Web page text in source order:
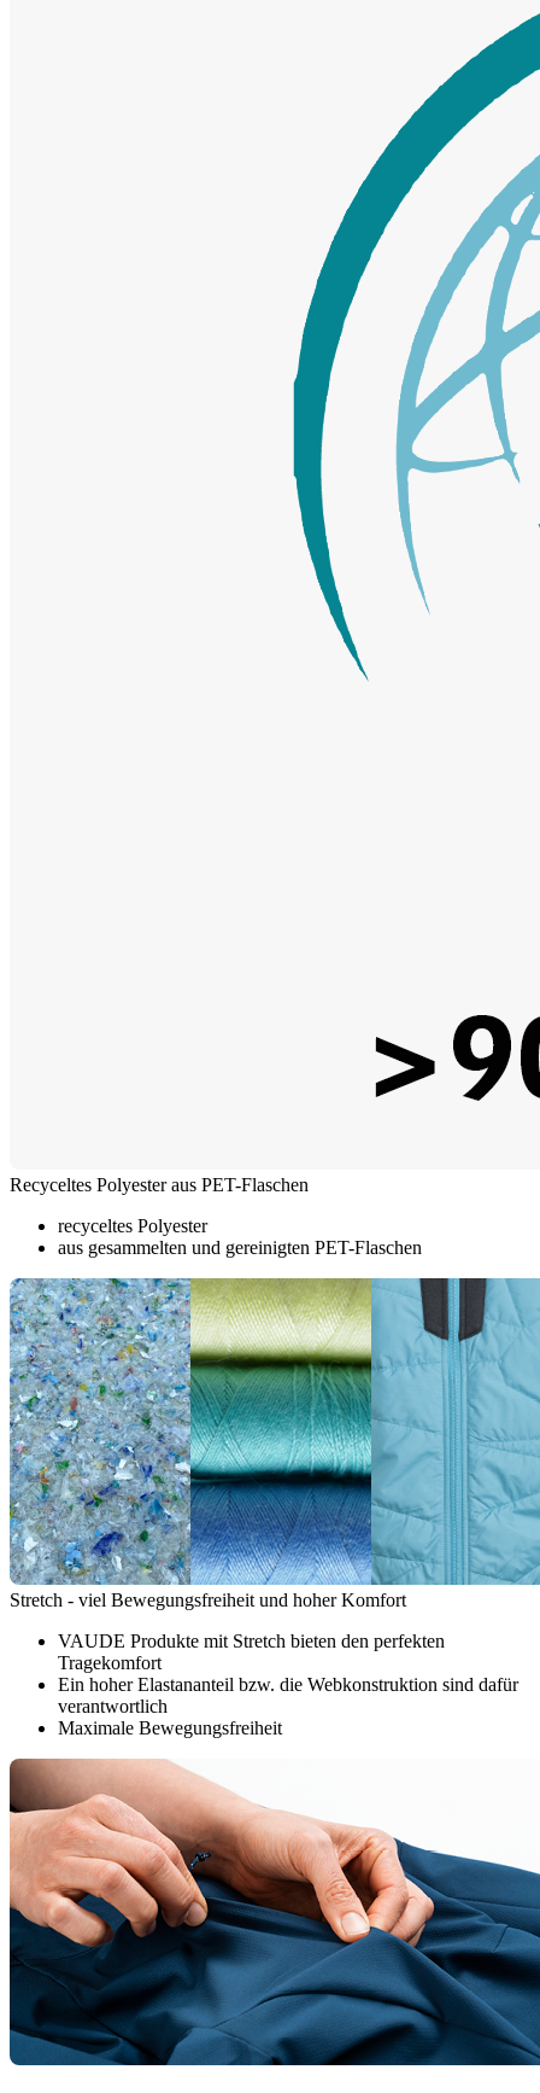
Recyceltes Polyester aus PET-Flaschen
recyceltes Polyester
aus gesammelten und gereinigten PET-Flaschen
Stretch - viel Bewegungsfreiheit und hoher Komfort
VAUDE Produkte mit Stretch bieten den perfekten
Tragekomfort
Ein hoher Elastananteil bzw. die Webkonstruktion sind dafür
verantwortlich
Maximale Bewegungsfreiheit